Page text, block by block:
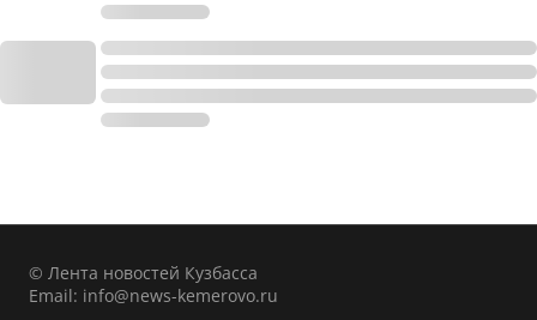
© Лента новостей Кузбасса
Email: info@news-kemerovo.ru